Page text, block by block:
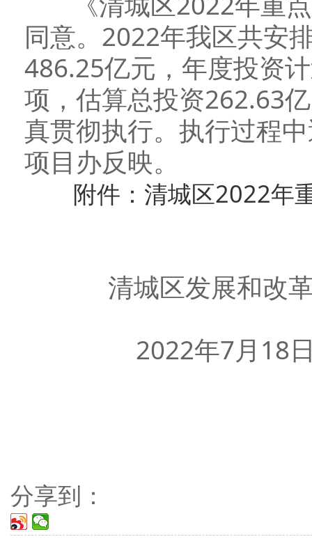
同意。2022年我区共安
486.25亿元，年度投资
项，估算总投资262.63
真贯彻执行。执行过程
项目办反映。
附件：清城区2022年
清城区发展和改
2022年7月18
分享到：